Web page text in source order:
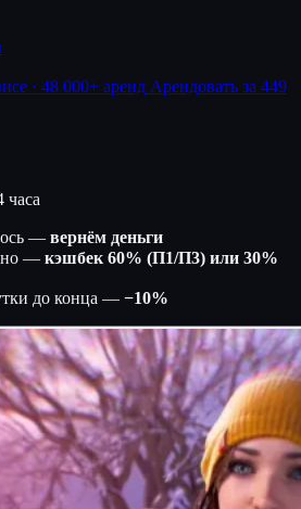
· 48 000+ аренд Арендовать за 449
часа
— вернём деньги
— кэшбек 60% (П1/П3) или 30%
до конца — −10%